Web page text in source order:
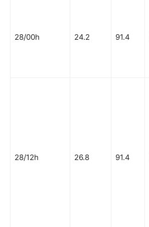
28/00h 24.2 91.4
28/12h 26.8 91.4